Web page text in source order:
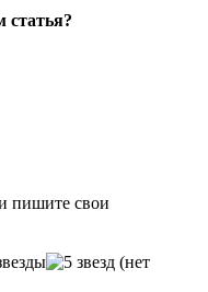
статья?
пишите свои
(нет